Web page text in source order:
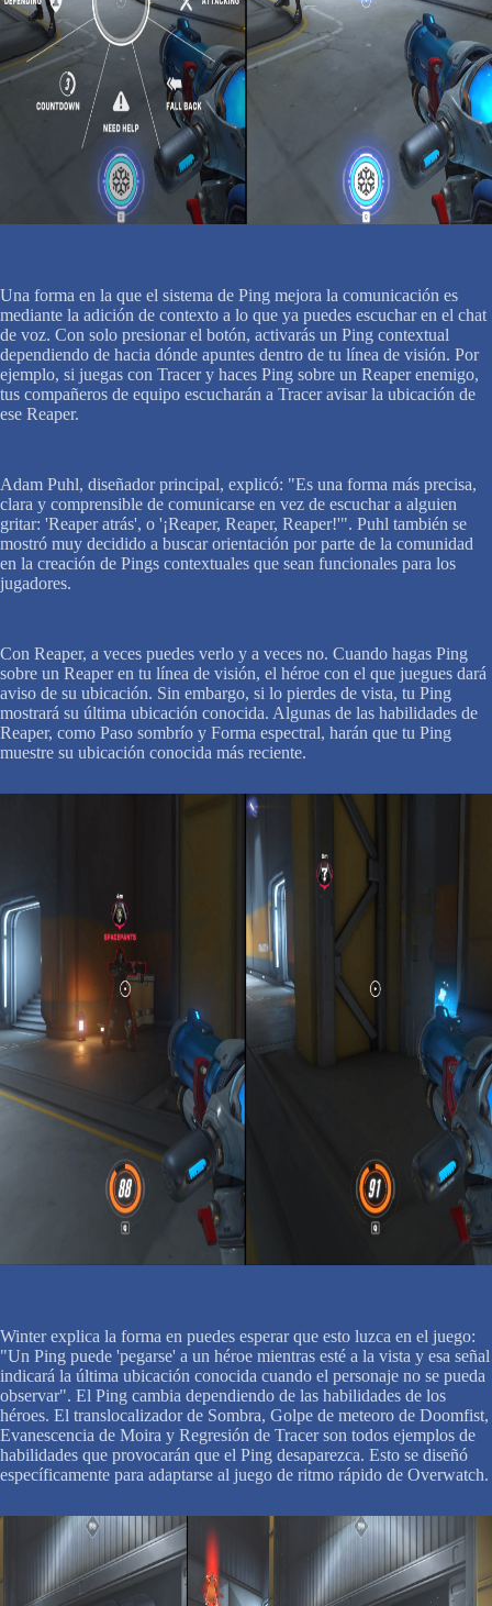
Una forma en la que el sistema de Ping mejora la comunicación es
mediante la adición de contexto a lo que ya puedes escuchar en el chat
de voz. Con solo presionar el botón, activarás un Ping contextual
dependiendo de hacia dónde apuntes dentro de tu línea de visión. Por
ejemplo, si juegas con Tracer y haces Ping sobre un Reaper enemigo,
tus compañeros de equipo escucharán a Tracer avisar la ubicación de
ese Reaper.
Adam Puhl, diseñador principal, explicó: "Es una forma más precisa,
clara y comprensible de comunicarse en vez de escuchar a alguien
gritar: 'Reaper atrás', o '¡Reaper, Reaper, Reaper!'". Puhl también se
mostró muy decidido a buscar orientación por parte de la comunidad
en la creación de Pings contextuales que sean funcionales para los
jugadores.
Con Reaper, a veces puedes verlo y a veces no. Cuando hagas Ping
sobre un Reaper en tu línea de visión, el héroe con el que juegues dará
aviso de su ubicación. Sin embargo, si lo pierdes de vista, tu Ping
mostrará su última ubicación conocida. Algunas de las habilidades de
Reaper, como Paso sombrío y Forma espectral, harán que tu Ping
muestre su ubicación conocida más reciente.
Winter explica la forma en puedes esperar que esto luzca en el juego:
"Un Ping puede 'pegarse' a un héroe mientras esté a la vista y esa señal
indicará la última ubicación conocida cuando el personaje no se pueda
observar". El Ping cambia dependiendo de las habilidades de los
héroes. El translocalizador de Sombra, Golpe de meteoro de Doomfist,
Evanescencia de Moira y Regresión de Tracer son todos ejemplos de
habilidades que provocarán que el Ping desaparezca. Esto se diseñó
específicamente para adaptarse al juego de ritmo rápido de Overwatch.